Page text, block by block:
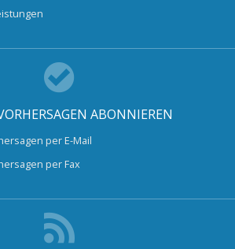
ABONNIEREN
per E-Mail
per Fax